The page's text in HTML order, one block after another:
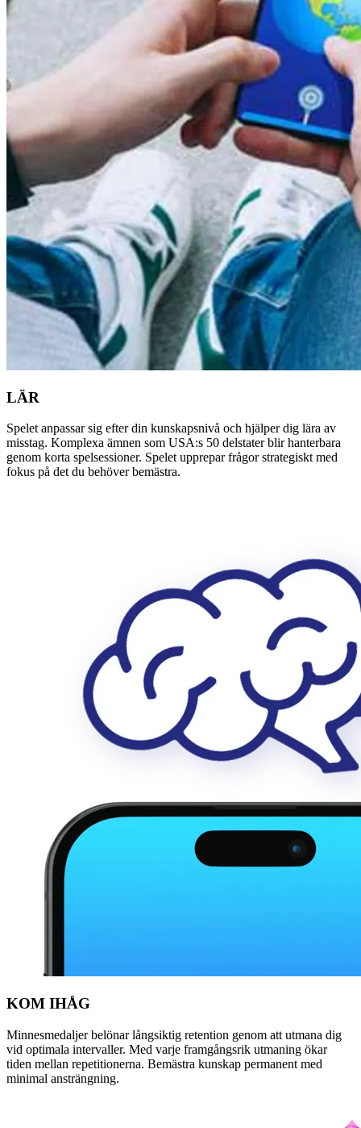
LÄR
Spelet anpassar sig efter din kunskapsnivå och hjälper dig lära av
misstag. Komplexa ämnen som USA:s 50 delstater blir hanterbara
genom korta spelsessioner. Spelet upprepar frågor strategiskt med
fokus på det du behöver bemästra.
KOM IHÅG
Minnesmedaljer belönar långsiktig retention genom att utmana dig
vid optimala intervaller. Med varje framgångsrik utmaning ökar
tiden mellan repetitionerna. Bemästra kunskap permanent med
minimal ansträngning.